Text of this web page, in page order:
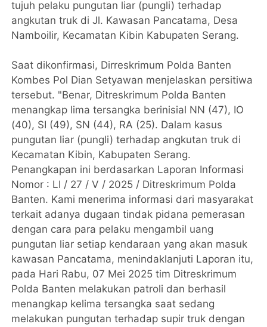
tujuh pelaku pungutan liar (pungli) terhadap
angkutan truk di Jl. Kawasan Pancatama, Desa
Namboilir, Kecamatan Kibin Kabupaten Serang.
Saat dikonfirmasi, Dirreskrimum Polda Banten
Kombes Pol Dian Setyawan menjelaskan persitiwa
tersebut. "Benar, Ditreskrimum Polda Banten
menangkap lima tersangka berinisial NN (47), IO
(40), SI (49), SN (44), RA (25). Dalam kasus
pungutan liar (pungli) terhadap angkutan truk di
Kecamatan Kibin, Kabupaten Serang.
Penangkapan ini berdasarkan Laporan Informasi
Nomor : LI / 27 / V / 2025 / Ditreskrimum Polda
Banten. Kami menerima informasi dari masyarakat
terkait adanya dugaan tindak pidana pemerasan
dengan cara para pelaku mengambil uang
pungutan liar setiap kendaraan yang akan masuk
kawasan Pancatama, menindaklanjuti Laporan itu,
pada Hari Rabu, 07 Mei 2025 tim Ditreskrimum
Polda Banten melakukan patroli dan berhasil
menangkap kelima tersangka saat sedang
melakukan pungutan terhadap supir truk dengan